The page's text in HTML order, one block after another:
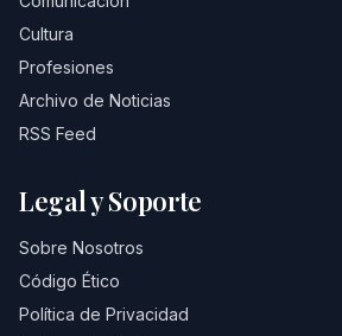
Cultura
Profesiones
Archivo de Noticias
RSS Feed
Legal y Soporte
Sobre Nosotros
Código Ético
Política de Privacidad